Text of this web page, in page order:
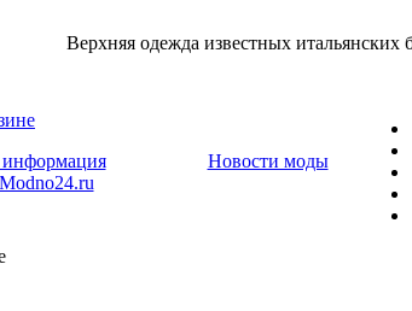
Верхняя одежда известных итальянских
Новости моды